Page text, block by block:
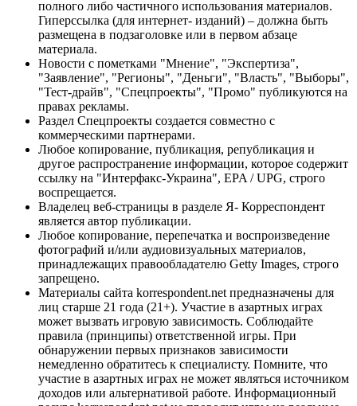
полного либо частичного использования материалов.
Гиперссылка (для интернет- изданий) – должна быть
размещена в подзаголовке или в первом абзаце
материала.
Новости с пометками "Мнение", "Экспертиза",
"Заявление", "Регионы", "Деньги", "Власть", "Выборы",
"Тест-драйв", "Спецпроекты", "Промо" публикуются на
правах рекламы.
Раздел Спецпроекты создается совместно с
коммерческими партнерами.
Любое копирование, публикация, републикация и
другое распространение информации, которое содержит
ссылку на "Интерфакс-Украина", EPA / UPG, строго
воспрещается.
Владелец веб-страницы в разделе Я- Корреспондент
является автор публикации.
Любое копирование, перепечатка и воспроизведение
фотографий и/или аудиовизуальных материалов,
принадлежащих правообладателю Getty Images, строго
запрещено.
Материалы сайта korrespondent.net предназначены для
лиц старше 21 года (21+). Участие в азартных играх
может вызвать игровую зависимость. Соблюдайте
правила (принципы) ответственной игры. При
обнаружении первых признаков зависимости
немедленно обратитесь к специалисту. Помните, что
участие в азартных играх не может являться источником
доходов или альтернативой работе. Информационный